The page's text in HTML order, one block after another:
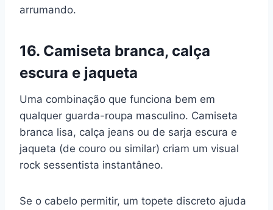
arrumando.
16. Camiseta branca, calça
escura e jaqueta
Uma combinação que funciona bem em
qualquer guarda-roupa masculino. Camiseta
branca lisa, calça jeans ou de sarja escura e
jaqueta (de couro ou similar) criam um visual
rock sessentista instantâneo.
Se o cabelo permitir, um topete discreto ajuda